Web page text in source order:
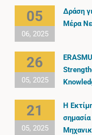
05
06, 2025
Δράση
Μέρα
26
05, 2025
21
05, 2025
Η